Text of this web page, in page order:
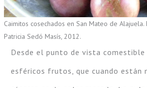
Caimitos cosechados en San Mateo de
Patricia Sedó Masís, 2012.
Desde el punto de vista comestible
esféricos frutos, que cuando están